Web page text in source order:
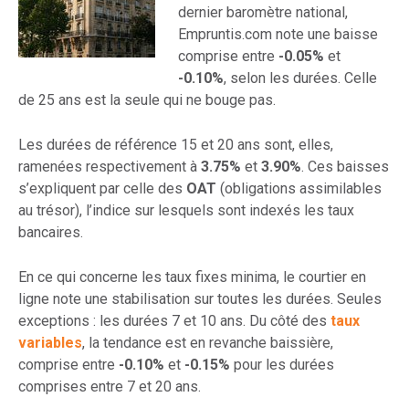
dernier baromètre national,
Empruntis.com note une baisse
comprise entre -0.05% et
-0.10%, selon les durées. Celle
de 25 ans est la seule qui ne bouge pas.
Les durées de référence 15 et 20 ans sont, elles,
ramenées respectivement à 3.75% et 3.90%. Ces baisses
s’expliquent par celle des OAT (obligations assimilables
au trésor), l’indice sur lesquels sont indexés les taux
bancaires.
En ce qui concerne les taux fixes minima, le courtier en
ligne note une stabilisation sur toutes les durées. Seules
exceptions : les durées 7 et 10 ans. Du côté des taux
variables, la tendance est en revanche baissière,
comprise entre -0.10% et -0.15% pour les durées
comprises entre 7 et 20 ans.